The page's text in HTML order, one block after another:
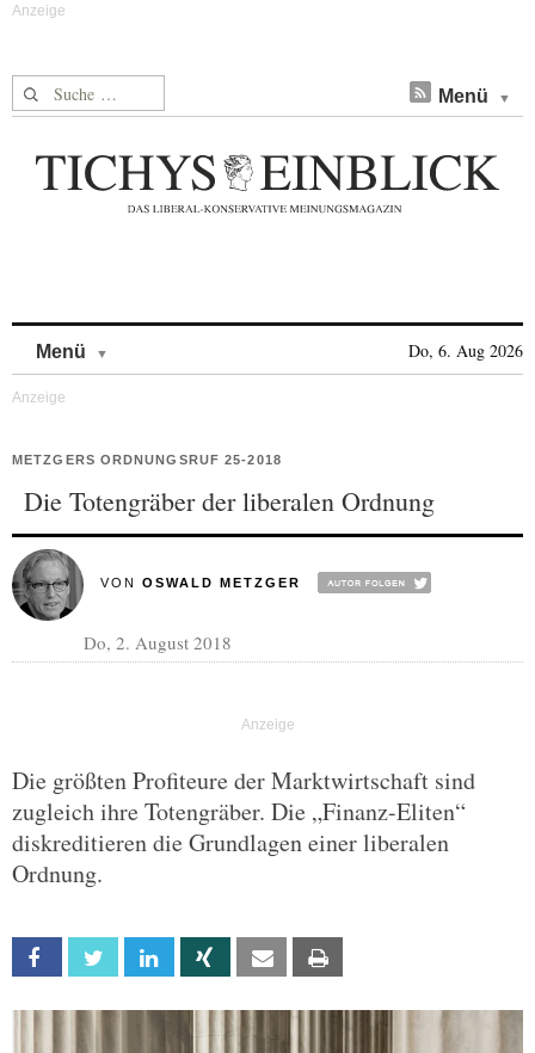
Suche nach: Menü
Menü Do, 6. Aug 2026
METZGERS ORDNUNGSRUF 25-2018
Die Totengräber der liberalen Ordnung
VON OSWALD METZGER
Do, 2. August 2018
Die größten Profiteure der Marktwirtschaft sind
zugleich ihre Totengräber. Die „Finanz-Eliten“
diskreditieren die Grundlagen einer liberalen
Ordnung.
Facebook Twitter Linkedin Xing Email